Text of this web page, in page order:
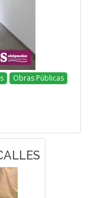
Obras Públicas